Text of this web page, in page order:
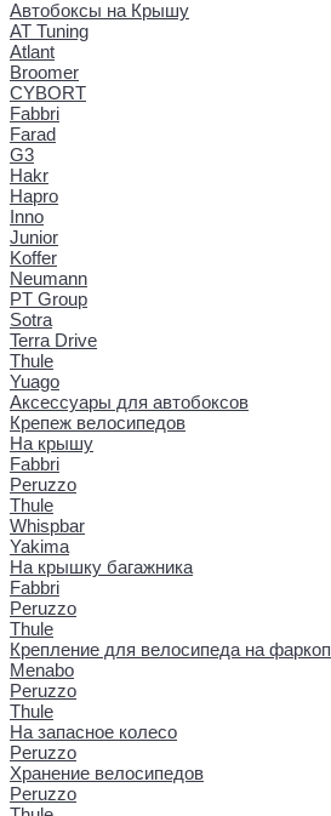
Автобоксы на Крышу
AT Tuning
Atlant
Broomer
CYBORT
Fabbri
Farad
G3
Hakr
Hapro
Inno
Junior
Koffer
Neumann
PT Group
Sotra
Terra Drive
Thule
Yuago
Аксессуары для автобоксов
Крепеж велосипедов
На крышу
Fabbri
Peruzzo
Thule
Whispbar
Yakima
На крышку багажника
Fabbri
Peruzzo
Thule
Крепление для велосипеда на фаркоп
Menabo
Peruzzo
Thule
На запасное колесо
Peruzzo
Хранение велосипедов
Peruzzo